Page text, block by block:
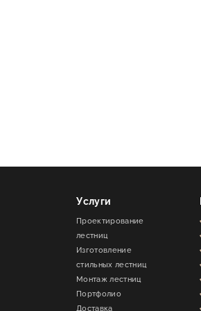
Услуги
Проектирование
лестниц
Изготовление
стильных лестниц
Монтаж лестниц
Портфолио
Доставка